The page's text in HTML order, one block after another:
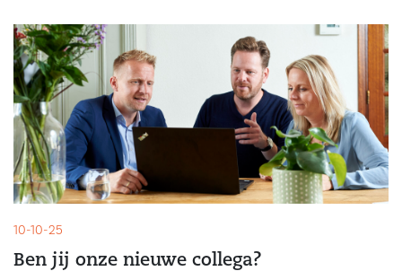
10-10-25
Ben jij onze nieuwe collega?